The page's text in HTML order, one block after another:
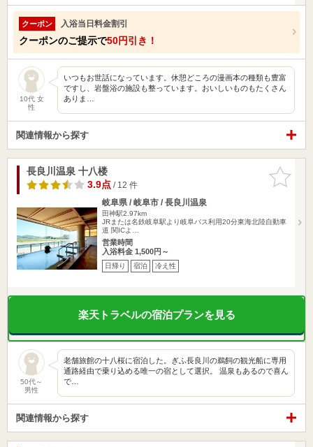
クーポン 入浴当日料金割引
クーポンのご提示で50円引き！
10代 女
性
いつもお世話になっています。休憩どころの漫画本の種類も豊富
ですし、岩盤浴の施設も整っています。おいしいものもたくさん
ありま…
関連情報から探す
お気に入
りに追加
長良川温泉 十八楼
3.9点/ 12 件
岐阜県 / 岐阜市 / 長良川温泉
田神駅2.97km
JRまたは名鉄岐阜駅より岐阜バス利用20分東海北陸自動車
道 関ICよ…
営業時間
入浴料金 1,500円～
日帰り 宿泊 冷え性
楽天トラベルの宿泊プランを見る
50代～
男性
老舗旅館の十八桜に宿泊した。ぎふ長良川の鵜飼の観光船に専用
通路経由で乗り込める唯一の宿として選択。 温泉もあるので喜ん
で…
関連情報から探す